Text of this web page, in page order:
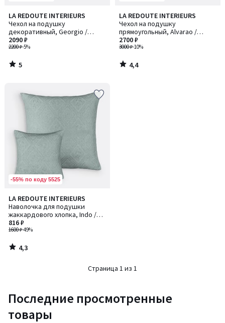
LA REDOUTE INTERIEURS
Чехол на подушку
декоративный, Georgio /
Джорджио
2200 ₽-5%
2090 ₽
5
/
5
5
/
LA REDOUTE INTERIEURS
Чехол на подушку
прямоугольный, Alvarao /
Алварао
3000 ₽-10%
2700 ₽
4,4
/ 5
4,4
/
-55% по коду 5525
LA REDOUTE INTERIEURS
Наволочка для подушки
жаккардового хлопка, Indo /
Индо
1600 ₽-49%
816 ₽
4,3
/ 5
4,3
/
Страница 1 из 1
Последние просмотренные
товары